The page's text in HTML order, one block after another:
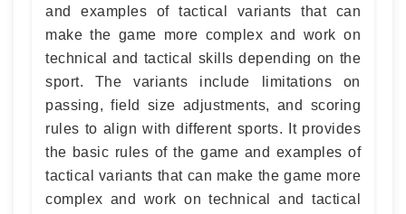
and examples of tactical variants that can
make the game more complex and work on
technical and tactical skills depending on the
sport. The variants include limitations on
passing, field size adjustments, and scoring
rules to align with different sports. It provides
the basic rules of the game and examples of
tactical variants that can make the game more
complex and work on technical and tactical